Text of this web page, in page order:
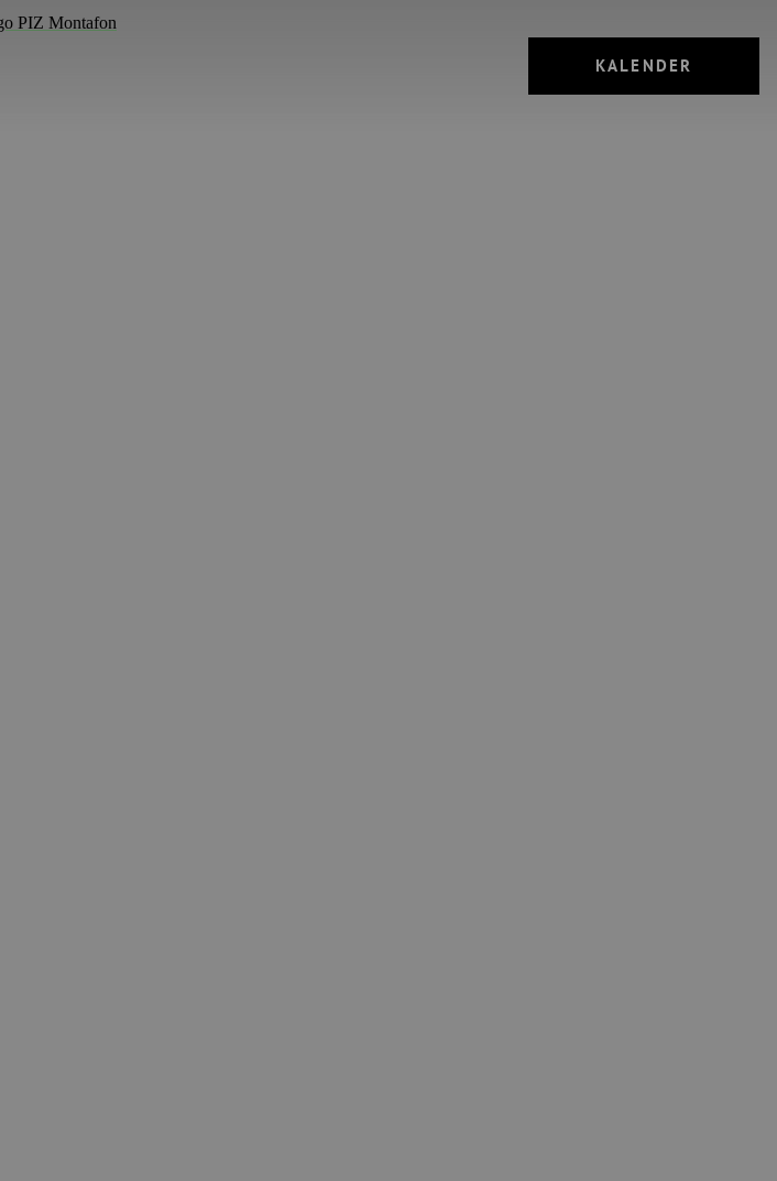
KALENDER